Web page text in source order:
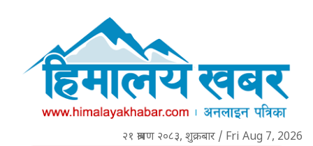
२१ श्रावण २०८३, शुक्रबार / Fri Aug 7, 2026